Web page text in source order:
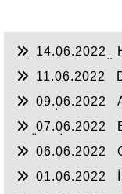
14.06.2022
MÜJDELERİ
11.06.2022
09.06.2022
07.06.2022
06.06.2022
CHP FİİLEN
01.06.2022